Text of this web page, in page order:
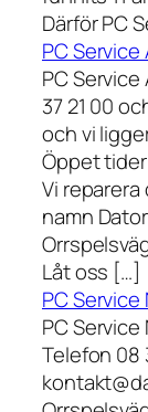
Därför PC
PC Service
PC
37 21 00
och vi
Öppet
Vi reparera
namn
Låt oss […]
PC Service
PC
Telefon 08